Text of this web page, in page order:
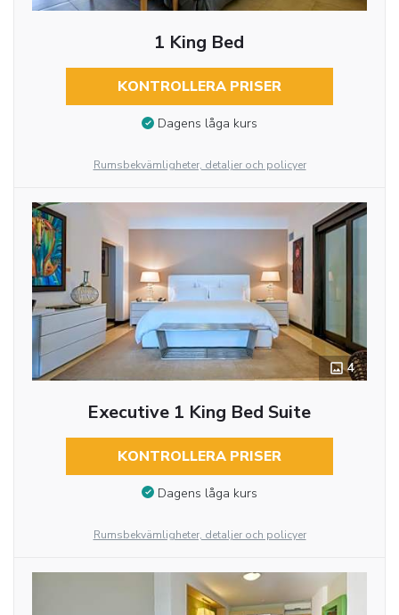
1 King Bed
KONTROLLERA PRISER
Dagens låga kurs
Rumsbekvämligheter, detaljer och policyer
4
Executive 1 King Bed Suite
KONTROLLERA PRISER
Dagens låga kurs
Rumsbekvämligheter, detaljer och policyer